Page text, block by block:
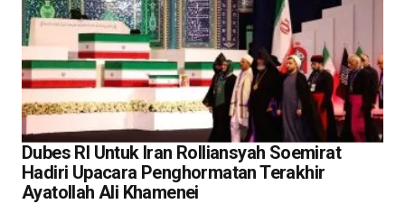
Dubes RI Untuk Iran Rolliansyah Soemirat
Hadiri Upacara Penghormatan Terakhir
Ayatollah Ali Khamenei